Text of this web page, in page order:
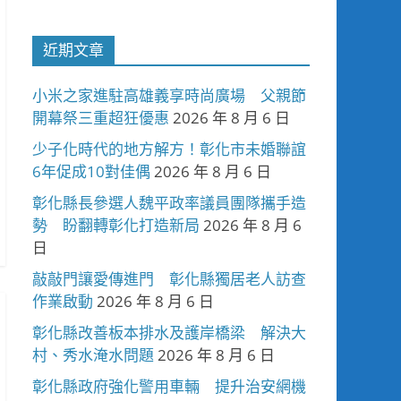
近期文章
小米之家進駐高雄義享時尚廣場 父親節
開幕祭三重超狂優惠 2026 年 8 月 6 日
少子化時代的地方解方！彰化市未婚聯誼
6年促成10對佳偶 2026 年 8 月 6 日
彰化縣長參選人魏平政率議員團隊攜手造
勢 盼翻轉彰化打造新局 2026 年 8 月 6
日
敲敲門讓愛傳進門 彰化縣獨居老人訪查
作業啟動 2026 年 8 月 6 日
彰化縣改善板本排水及護岸橋梁 解決大
村、秀水淹水問題 2026 年 8 月 6 日
彰化縣政府強化警用車輛 提升治安網機